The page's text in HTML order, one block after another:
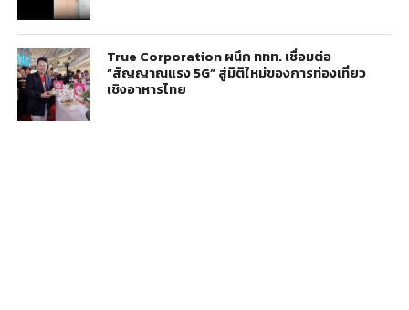
True Corporation ผนึก ททท. เชื่อมต่อ
“สัญญาณแรง 5G” สู่มิติใหม่ของการท่องเที่ยว
เชิงอาหารไทย